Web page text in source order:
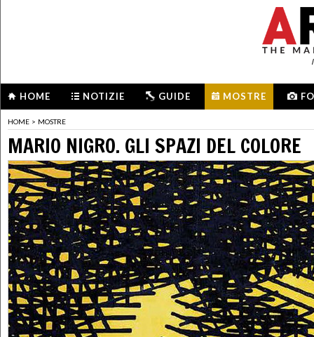
HOME NOTIZIE GUIDE MOSTRE
HOME > MOSTRE
MARIO NIGRO. GLI SPAZI DEL COLORE